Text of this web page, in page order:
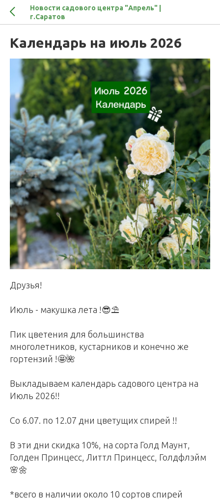
Новости садового центра "Апрель" |
г.Саратов
Календарь на июль 2026
Друзья!
Июль - макушка лета !😎⛱️
Пик цветения для большинства
многолетников, кустарников и конечно же
гортензий !🤩🌺
Выкладываем календарь садового центра на
Июль 2026!!
Со 6.07. по 12.07 дни цветущих спирей !!
В эти дни скидка 10%, на сорта Голд Маунт,
Голден Принцесс, Литтл Принцесс, Голдфлэйм
🌸🌼
*всего в наличии около 10 сортов спирей